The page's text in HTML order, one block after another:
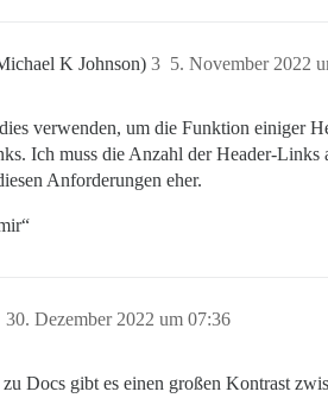
K Johnson) 5. November 2022
3
verwenden, um die Funktion einiger
Ich muss die Anzahl der Header-Links
Anforderungen eher.
30. Dezember 2022 um 07:36
zu Docs gibt es einen großen Kontrast